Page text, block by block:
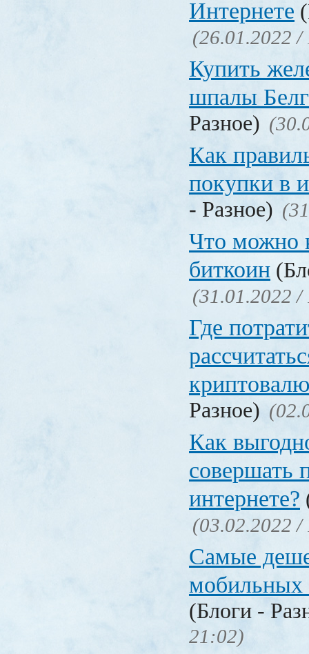
Интернете
(26.01.2022 /
Купить
шпалы
Разное)
Как
покупки в
- Разное)
Что можно
биткоин
(31.01.2022 /
Где
Разное)
Как
совершать
интернете?
(03.02.2022 /
Самые
мобильных
(Блоги -
21:02)